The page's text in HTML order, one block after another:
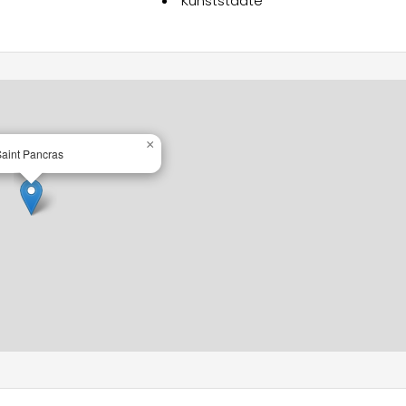
die regelmäßig auf der Facebook-Seite aktualisiert
die sich entspannen möchten, stehen eine Naturbadezone
im halbmondförmigen Pool (11m x 6m, 1,20m tief)
da das Wasser nicht beheizt ist.
und seinem nachhaltigen Konzept ist Les Étangs de
Pancras
×